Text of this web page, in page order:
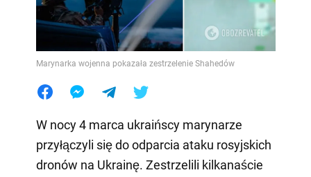
Marynarka wojenna pokazała zestrzelenie Shahedów
W nocy 4 marca ukraińscy marynarze
przyłączyli się do odparcia ataku rosyjskich
dronów na Ukrainę. Zestrzelili kilkanaście